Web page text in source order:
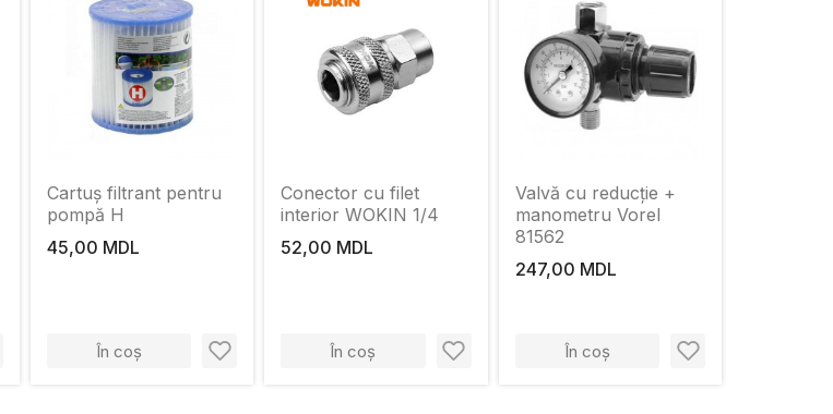
Cartuș filtrant pentru
pompă H
45,00 MDL
În coș
Conector cu filet
interior WOKIN 1/4
52,00 MDL
În coș
Valvă cu reducție +
manometru Vorel
81562
247,00 MDL
În coș